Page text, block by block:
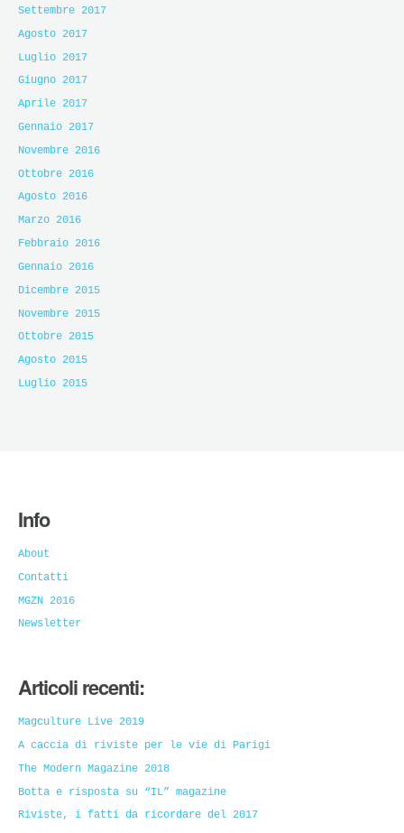
Settembre 2017
Agosto 2017
Luglio 2017
Giugno 2017
Aprile 2017
Gennaio 2017
Novembre 2016
Ottobre 2016
Agosto 2016
Marzo 2016
Febbraio 2016
Gennaio 2016
Dicembre 2015
Novembre 2015
Ottobre 2015
Agosto 2015
Luglio 2015
Info
About
Contatti
MGZN 2016
Newsletter
Articoli recenti:
Magculture Live 2019
A caccia di riviste per le vie di Parigi
The Modern Magazine 2018
Botta e risposta su “IL” magazine
Riviste, i fatti da ricordare del 2017